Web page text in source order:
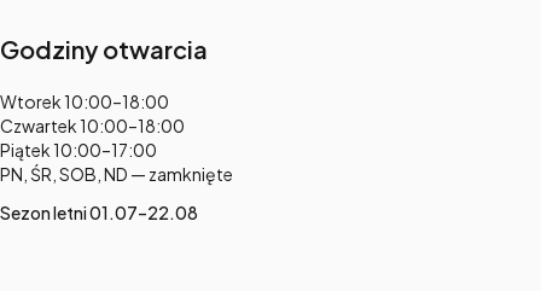
Godziny otwarcia
Adres:
Wtorek 10:00–18:00
Czwartek 10:00–18:00
Piątek 10:00–17:00
PN, ŚR, SOB, ND — zamknięte
Sezon letni 01.07–22.08